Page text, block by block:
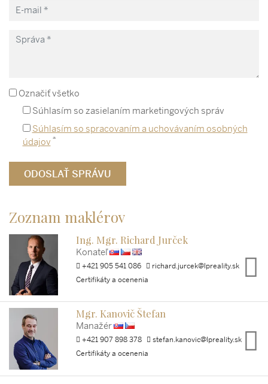
Označiť všetko
Súhlasím so zasielaním marketingových správ
Súhlasím so spracovaním a uchovávaním osobných
údajov *
Zoznam maklérov
Ing. Mgr. Richard Jurček
Konateľ
+421 905 541 086
richard.jurcek@lpreality.sk
Certifikáty a ocenenia
Mgr. Kanovič Štefan
Manažér
+421 907 898 378
stefan.kanovic@lpreality.sk
Certifikáty a ocenenia